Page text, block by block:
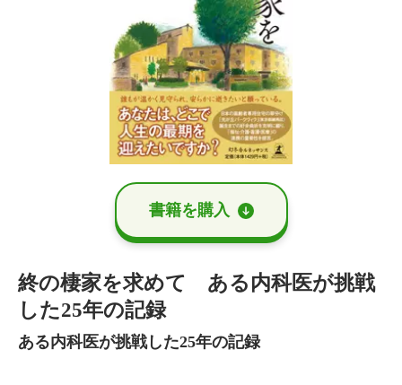
書籍を購⼊
終の棲家を求めて ある内科医が挑戦
した25年の記録
ある内科医が挑戦した25年の記録